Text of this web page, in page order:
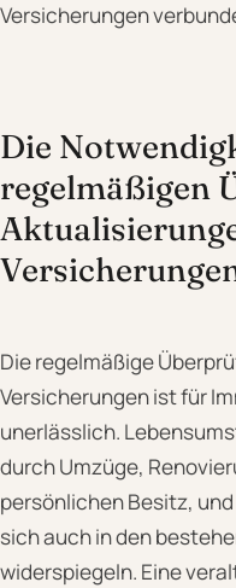
Versicherungen
Die
regelmäßigen
Die regelmäßige
Versicherungen ist für
unerlässlich.
durch Umzüge,
persönlichen Besitz,
sich auch in den
widerspiegeln. Eine